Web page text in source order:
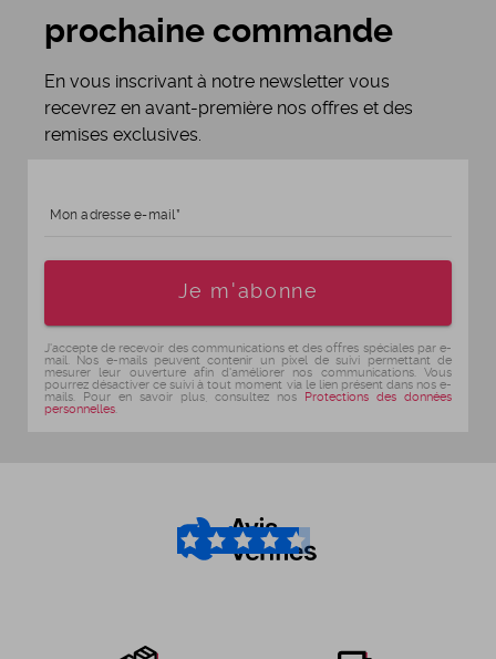
prochaine commande
En vous inscrivant à notre newsletter vous
recevrez en avant-première nos offres et des
remises exclusives.
Mon adresse e-mail
Je m'abonne
J'accepte de recevoir des communications et des offres spéciales par e-
mail. Nos e-mails peuvent contenir un pixel de suivi permettant de
mesurer leur ouverture afin d'améliorer nos communications. Vous
pourrez désactiver ce suivi à tout moment via le lien présent dans nos e-
mails. Pour en savoir plus, consultez nos Protections des données
personnelles
4.6/5